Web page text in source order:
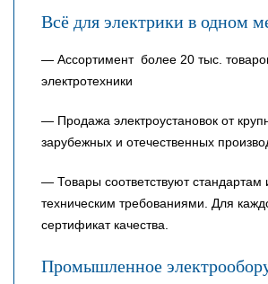
Всё для электрики в одном
— Ассортимент более 20 тыс.
электротехники
— Продажа электроустановок от
зарубежных и отечественных
— Товары соответствуют стандартам
техническим требованиями. Для
сертификат качества.
Промышленное